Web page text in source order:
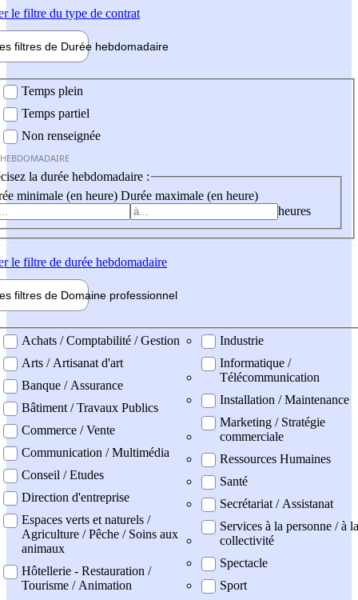
le filtre du type de contrat
filtres de Durée hebdomadaire
Temps plein
Temps partiel
Non renseignée
la durée hebdomadaire :
minimale (en heure) Durée maximale (en heure)
heures
le filtre de durée hebdomadaire
filtres de Domaine professionnel
professionel
Achats / Comptabilité / Gestion
Arts / Artisanat d'art
Banque / Assurance
Bâtiment / Travaux Publics
Commerce / Vente
Communication / Multimédia
Conseil / Etudes
Direction d'entreprise
Espaces verts et naturels /
Agriculture / Pêche / Soins aux
animaux
Hôtellerie - Restauration /
Tourisme / Animation
Industrie
Informatique /
Télécommunication
Installation / Maintenance
Marketing / Stratégie
commerciale
Ressources Humaines
Santé
Secrétariat / Assistanat
Services à la personne / à la
collectivité
Spectacle
Sport